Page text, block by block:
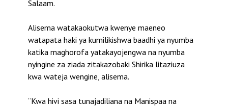
Salaam.
Alisema watakaokutwa kwenye maeneo
watapata haki ya kumilikishwa baadhi ya nyumba
katika maghorofa yatakayojengwa na nyumba
nyingine za ziada zitakazobaki Shirika litaziuza
kwa wateja wengine, alisema.
“Kwa hivi sasa tunajadiliana na Manispaa na